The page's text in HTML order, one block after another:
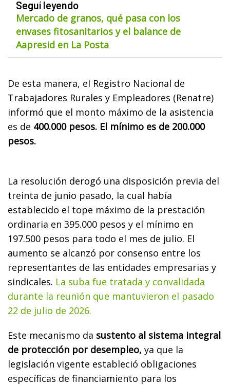
Seguí leyendo
Mercado de granos, qué pasa con los
envases fitosanitarios y el balance de
Aapresid en La Posta
De esta manera, el Registro Nacional de
Trabajadores Rurales y Empleadores (Renatre)
informó que el monto máximo de la asistencia
es de 400.000 pesos. El mínimo es de 200.000
pesos.
La resolución derogó una disposición previa del
treinta de junio pasado, la cual había
establecido el tope máximo de la prestación
ordinaria en 395.000 pesos y el mínimo en
197.500 pesos para todo el mes de julio. El
aumento se alcanzó por consenso entre los
representantes de las entidades empresarias y
sindicales. La suba fue tratada y convalidada
durante la reunión que mantuvieron el pasado
22 de julio de 2026.
Este mecanismo da sustento al sistema integral
de protección por desempleo, ya que la
legislación vigente estableció obligaciones
específicas de financiamiento para los